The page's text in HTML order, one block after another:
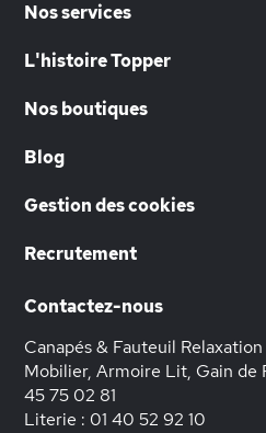
Nos services
L'histoire Topper
Nos boutiques
Blog
Gestion des cookies
Recrutement
Contactez-nous
Canapés & Fauteuil Relaxation
Mobilier, Armoire Lit, Gain de
45 75 02 81
Literie : 01 40 52 92 10